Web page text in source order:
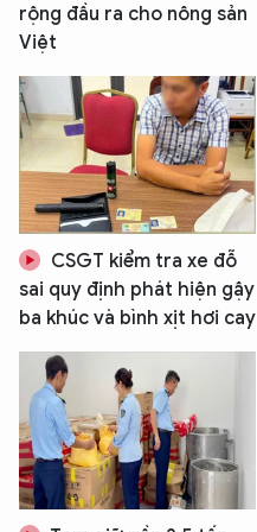
rộng đầu ra cho nông sản
Việt
CSGT kiểm tra xe đỗ
sai quy định phát hiện gậy
ba khúc và bình xịt hơi cay